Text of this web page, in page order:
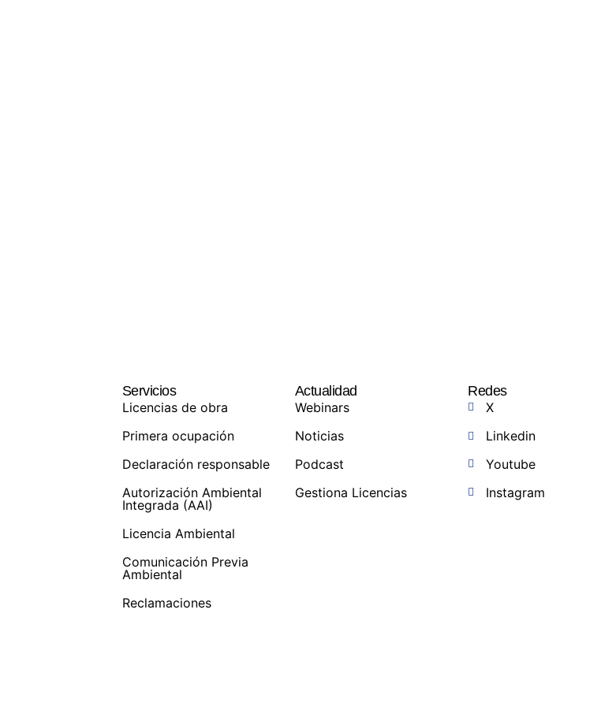
Servicios
Licencias de obra
Primera ocupación
Declaración responsable
Autorización Ambiental
Integrada (AAI)
Licencia Ambiental
Comunicación Previa
Ambiental
Reclamaciones
Actualidad
Webinars
Noticias
Podcast
Gestiona Licencias
Redes
X
Linkedin
Youtube
Instagram